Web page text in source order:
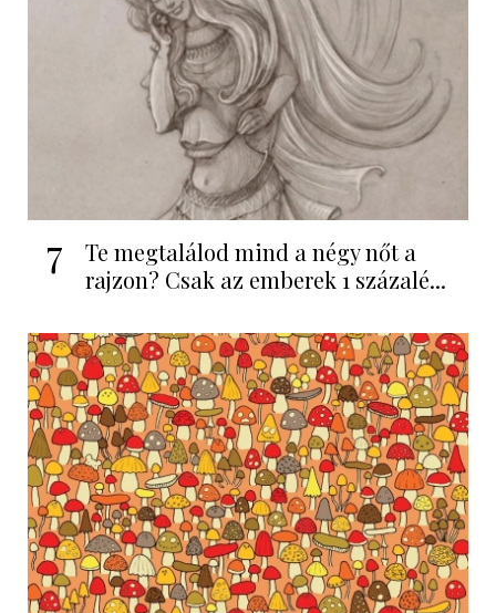
7
Te megtalálod mind a négy nőt a
rajzon? Csak az emberek 1 százalé...